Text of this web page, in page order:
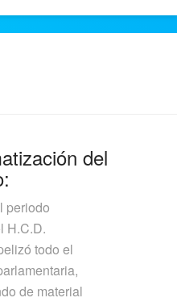
del
periodo
H.C.D.
todo el
de material